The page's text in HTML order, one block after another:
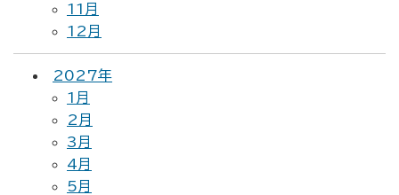
11月
12月
2027年
1月
2月
3月
4月
5月